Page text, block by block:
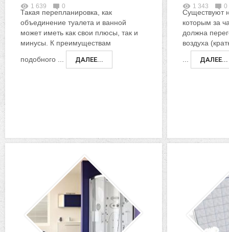
1 639 0
Такая перепланировка, как
объединение туалета и ванной
может иметь как свои плюсы, так и
минусы. К преимуществам
подобного ...
ДАЛЕЕ...
1 343 0
Существуют
которым за
должна
воздуха
ДАЛЕЕ...